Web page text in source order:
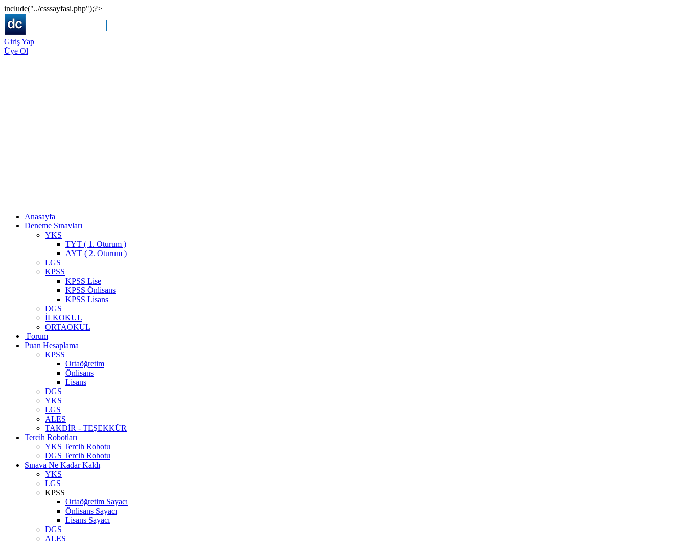
include("../csssayfasi.php");?>
Giriş Yap
Üye Ol
Anasayfa
Deneme Sınavları
YKS
TYT ( 1. Oturum )
AYT ( 2. Oturum )
LGS
KPSS
KPSS Lise
KPSS Önlisans
KPSS Lisans
DGS
İLKOKUL
ORTAOKUL
Forum
Puan Hesaplama
KPSS
Ortaöğretim
Önlisans
Lisans
DGS
YKS
LGS
ALES
TAKDİR - TEŞEKKÜR
Tercih Robotları
YKS Tercih Robotu
DGS Tercih Robotu
Sınava Ne Kadar Kaldı
YKS
LGS
KPSS
Ortaöğretim Sayacı
Önlisans Sayacı
Lisans Sayacı
DGS
ALES